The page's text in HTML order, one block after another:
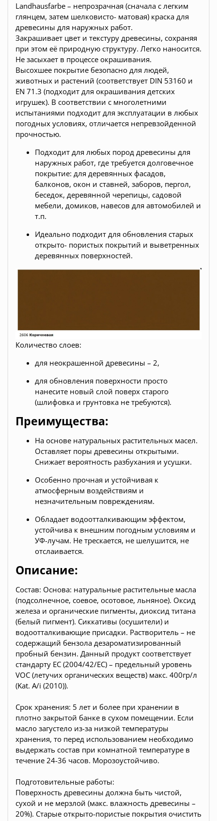
Landhausfarbe – непрозрачная (сначала с легким
глянцем, затем шелковисто- матовая) краска для
древесины для наружных работ.
Закрашивает цвет и текстуру древесины, сохраняя
при этом её природную структуру. Легко наносится.
Не засыхает в процессе окрашивания.
Высохшее покрытие безопасно для людей,
животных и растений (соответствует DIN 53160 и
EN 71.3 (подходит для окрашивания детских
игрушек). В соответствии с многолетними
испытаниями подходит для эксплуатации в любых
погодных условиях, отличается непревзойденной
прочностью.
Подходит для любых пород древесины для
наружных работ, где требуется долговечное
покрытие: для деревянных фасадов,
балконов, окон и ставней, заборов, пергол,
беседок, деревянной черепицы, садовой
мебели, домиков, навесов для автомобилей и
т.п.
Идеально подходит для обновления старых
открыто- пористых покрытий и выветренных
деревянных поверхностей.
Количество слоев:
для неокрашенной древесины – 2,
для обновления поверхности просто
нанесите новый слой поверх старого
(шлифовка и грунтовка не требуются).
Преимущества:
На основе натуральных растительных масел.
Оставляет поры древесины открытыми.
Снижает вероятность разбухания и усушки.
Особенно прочная и устойчивая к
атмосферным воздействиям и
незначительным повреждениям.
Обладает водоотталкивающим эффектом,
устойчива к внешним погодным условиям и
УФ-лучам. Не трескается, не шелушится, не
отслаивается.
Описание:
Состав: Основа: натуральные растительные масла
(подсолнечное, соевое, осотовое, льняное). Оксид
железа и органические пигменты, диоксид титана
(белый пигмент). Сиккативы (осушители) и
водоотталкивающие присадки. Растворитель – не
содержащий бензола дезароматизированный
пробный бензин. Данный продукт соответствует
стандарту EC (2004/42/EC) – предельный уровень
VOC (летучих органических веществ) макс. 400гр/л
(Kat. A/i (2010)).
Срок хранения: 5 лет и более при хранении в
плотно закрытой банке в сухом помещении. Если
масло загустело из-за низкой температуры
хранения, то перед использованием необходимо
выдержать состав при комнатной температуре в
течение 24-36 часов. Морозоустойчиво.
Подготовительные работы:
Поверхность древесины должна быть чистой,
сухой и не мерзлой (макс. влажность древесины –
20%). Старые открыто-пористые покрытия очистить